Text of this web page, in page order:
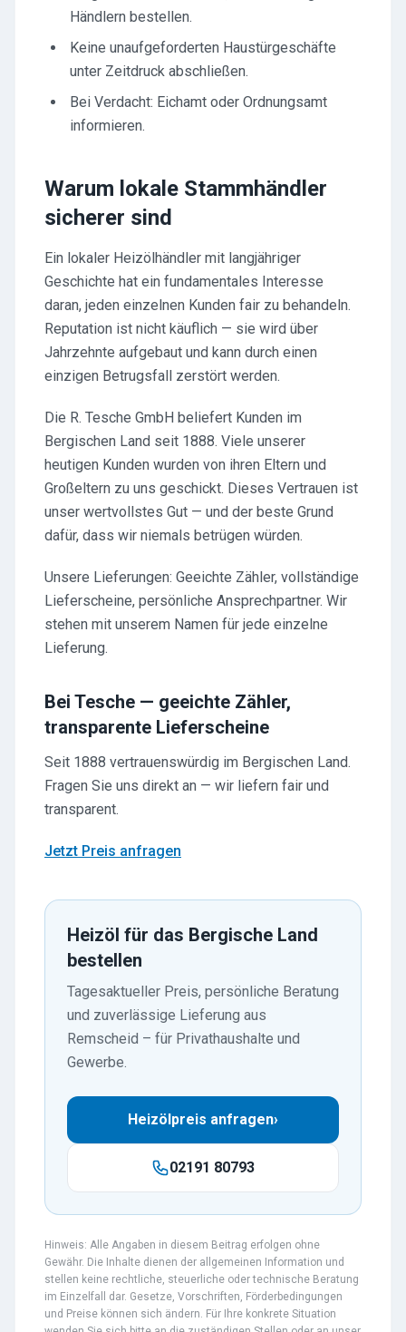
Händlern bestellen.
Keine unaufgeforderten Haustürgeschäfte
unter Zeitdruck abschließen.
Bei Verdacht: Eichamt oder Ordnungsamt
informieren.
Warum lokale Stammhändler
sicherer sind
Ein lokaler Heizölhändler mit langjähriger
Geschichte hat ein fundamentales Interesse
daran, jeden einzelnen Kunden fair zu behandeln.
Reputation ist nicht käuflich — sie wird über
Jahrzehnte aufgebaut und kann durch einen
einzigen Betrugsfall zerstört werden.
Die R. Tesche GmbH beliefert Kunden im
Bergischen Land seit 1888. Viele unserer
heutigen Kunden wurden von ihren Eltern und
Großeltern zu uns geschickt. Dieses Vertrauen ist
unser wertvollstes Gut — und der beste Grund
dafür, dass wir niemals betrügen würden.
Unsere Lieferungen: Geeichte Zähler, vollständige
Lieferscheine, persönliche Ansprechpartner. Wir
stehen mit unserem Namen für jede einzelne
Lieferung.
Bei Tesche — geeichte Zähler,
transparente Lieferscheine
Seit 1888 vertrauenswürdig im Bergischen Land.
Fragen Sie uns direkt an — wir liefern fair und
transparent.
Jetzt Preis anfragen
Heizöl für das Bergische Land
bestellen
Tagesaktueller Preis, persönliche Beratung
und zuverlässige Lieferung aus
Remscheid – für Privathaushalte und
Gewerbe.
Heizölpreis anfragen›
02191 80793
Hinweis: Alle Angaben in diesem Beitrag erfolgen ohne
Gewähr. Die Inhalte dienen der allgemeinen Information und
stellen keine rechtliche, steuerliche oder technische Beratung
im Einzelfall dar. Gesetze, Vorschriften, Förderbedingungen
und Preise können sich ändern. Für Ihre konkrete Situation